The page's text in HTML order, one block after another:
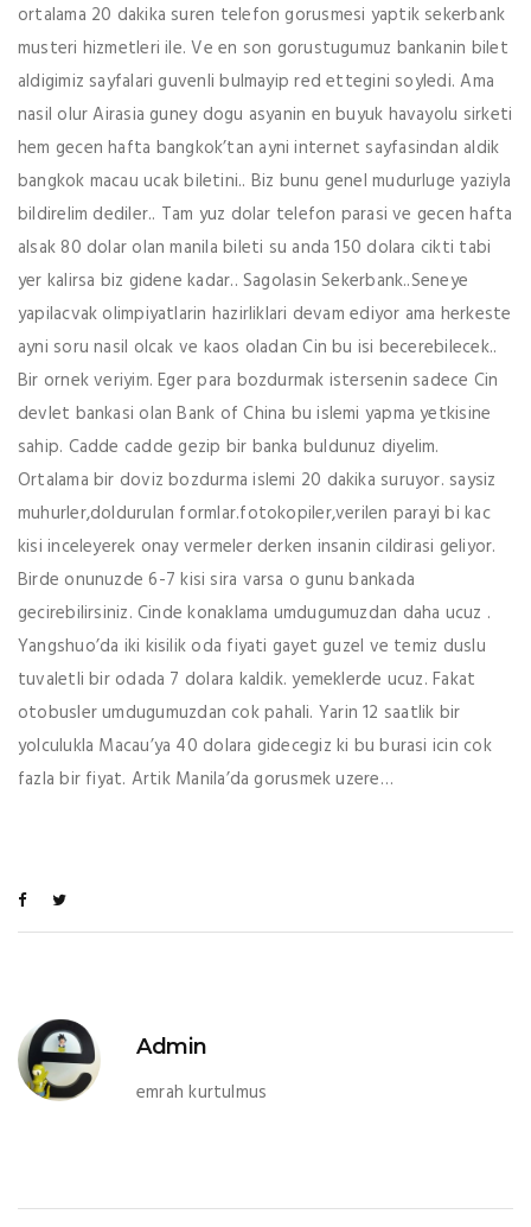
ortalama 20 dakika suren telefon gorusmesi yaptik sekerbank
musteri hizmetleri ile. Ve en son gorustugumuz bankanin bilet
aldigimiz sayfalari guvenli bulmayip red ettegini soyledi. Ama
nasil olur Airasia guney dogu asyanin en buyuk havayolu sirketi
hem gecen hafta bangkok’tan ayni internet sayfasindan aldik
bangkok macau ucak biletini.. Biz bunu genel mudurluge yaziyla
bildirelim dediler.. Tam yuz dolar telefon parasi ve gecen hafta
alsak 80 dolar olan manila bileti su anda 150 dolara cikti tabi
yer kalirsa biz gidene kadar.. Sagolasin Sekerbank..Seneye
yapilacvak olimpiyatlarin hazirliklari devam ediyor ama herkeste
ayni soru nasil olcak ve kaos oladan Cin bu isi becerebilecek..
Bir ornek veriyim. Eger para bozdurmak istersenin sadece Cin
devlet bankasi olan Bank of China bu islemi yapma yetkisine
sahip. Cadde cadde gezip bir banka buldunuz diyelim.
Ortalama bir doviz bozdurma islemi 20 dakika suruyor. saysiz
muhurler,doldurulan formlar.fotokopiler,verilen parayi bi kac
kisi inceleyerek onay vermeler derken insanin cildirasi geliyor.
Birde onunuzde 6-7 kisi sira varsa o gunu bankada
gecirebilirsiniz. Cinde konaklama umdugumuzdan daha ucuz .
Yangshuo’da iki kisilik oda fiyati gayet guzel ve temiz duslu
tuvaletli bir odada 7 dolara kaldik. yemeklerde ucuz. Fakat
otobusler umdugumuzdan cok pahali. Yarin 12 saatlik bir
yolculukla Macau’ya 40 dolara gidecegiz ki bu burasi icin cok
fazla bir fiyat. Artik Manila’da gorusmek uzere…
Admin
emrah kurtulmus